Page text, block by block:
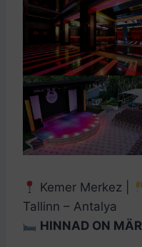
Kemer Merkez |
Tallinn – Antalya
HINNAD ON